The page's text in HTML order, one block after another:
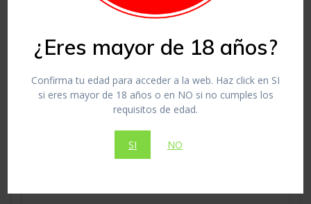
¿Eres mayor de 18 años?
Confirma tu edad para acceder a la web. Haz click en SI
si eres mayor de 18 años o en NO si no cumples los
requisitos de edad.
SI NO
Contenedor 90L (150u/p)
€
Añadir al carrito